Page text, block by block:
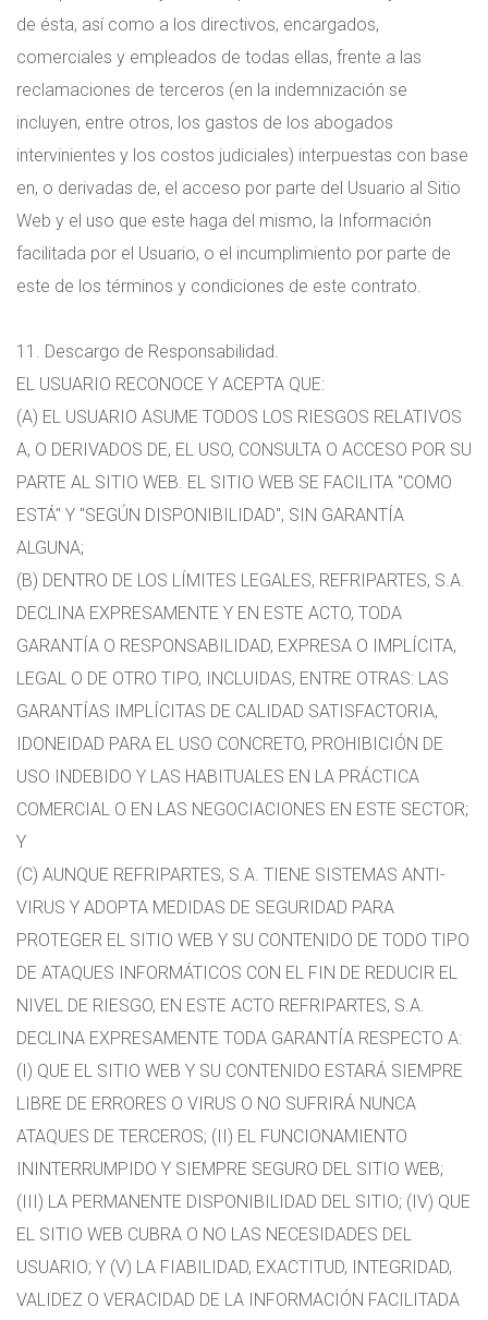
de ésta, así como a los directivos, encargados,
comerciales y empleados de todas ellas, frente a las
reclamaciones de terceros (en la indemnización se
incluyen, entre otros, los gastos de los abogados
intervinientes y los costos judiciales) interpuestas con base
en, o derivadas de, el acceso por parte del Usuario al Sitio
Web y el uso que este haga del mismo, la Información
facilitada por el Usuario, o el incumplimiento por parte de
este de los términos y condiciones de este contrato.
11. Descargo de Responsabilidad.
EL USUARIO RECONOCE Y ACEPTA QUE:
(A) EL USUARIO ASUME TODOS LOS RIESGOS RELATIVOS
A, O DERIVADOS DE, EL USO, CONSULTA O ACCESO POR SU
PARTE AL SITIO WEB. EL SITIO WEB SE FACILITA "COMO
ESTÁ" Y "SEGÚN DISPONIBILIDAD", SIN GARANTÍA
ALGUNA;
(B) DENTRO DE LOS LÍMITES LEGALES, REFRIPARTES, S.A.
DECLINA EXPRESAMENTE Y EN ESTE ACTO, TODA
GARANTÍA O RESPONSABILIDAD, EXPRESA O IMPLÍCITA,
LEGAL O DE OTRO TIPO, INCLUIDAS, ENTRE OTRAS: LAS
GARANTÍAS IMPLÍCITAS DE CALIDAD SATISFACTORIA,
IDONEIDAD PARA EL USO CONCRETO, PROHIBICIÓN DE
USO INDEBIDO Y LAS HABITUALES EN LA PRÁCTICA
COMERCIAL O EN LAS NEGOCIACIONES EN ESTE SECTOR;
Y
(C) AUNQUE REFRIPARTES, S.A. TIENE SISTEMAS ANTI-
VIRUS Y ADOPTA MEDIDAS DE SEGURIDAD PARA
PROTEGER EL SITIO WEB Y SU CONTENIDO DE TODO TIPO
DE ATAQUES INFORMÁTICOS CON EL FIN DE REDUCIR EL
NIVEL DE RIESGO, EN ESTE ACTO REFRIPARTES, S.A.
DECLINA EXPRESAMENTE TODA GARANTÍA RESPECTO A:
(I) QUE EL SITIO WEB Y SU CONTENIDO ESTARÁ SIEMPRE
LIBRE DE ERRORES O VIRUS O NO SUFRIRÁ NUNCA
ATAQUES DE TERCEROS; (II) EL FUNCIONAMIENTO
ININTERRUMPIDO Y SIEMPRE SEGURO DEL SITIO WEB;
(III) LA PERMANENTE DISPONIBILIDAD DEL SITIO; (IV) QUE
EL SITIO WEB CUBRA O NO LAS NECESIDADES DEL
USUARIO; Y (V) LA FIABILIDAD, EXACTITUD, INTEGRIDAD,
VALIDEZ O VERACIDAD DE LA INFORMACIÓN FACILITADA